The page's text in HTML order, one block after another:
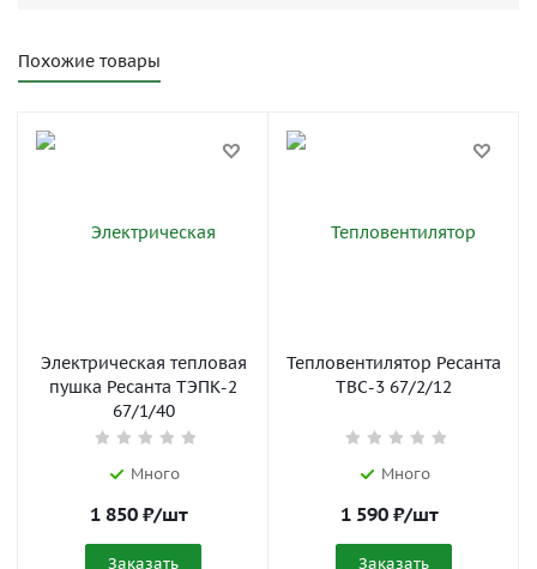
Похожие товары
Электрическая тепловая
пушка Ресанта ТЭПК-2
67/1/40
Много
1 850 ₽/шт
Заказать
Тепловентилятор Ресанта
ТВС-3 67/2/12
Много
1 590 ₽/шт
Заказать